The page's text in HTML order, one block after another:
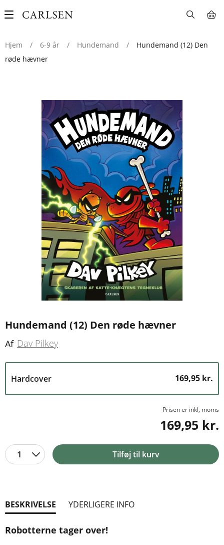
Main
Hjem
/ 6-9 år / Hundemand /
Hundemand (12) Den
røde hævner
Hundemand (12) Den røde hævner
Af Dav Pilkey
Hardcover 169,95 kr.
Prisen er inkl, moms
169,95 kr.
1 Tilføj til kurv
BESKRIVELSE YDERLIGERE INFO
Robotterne tager over!